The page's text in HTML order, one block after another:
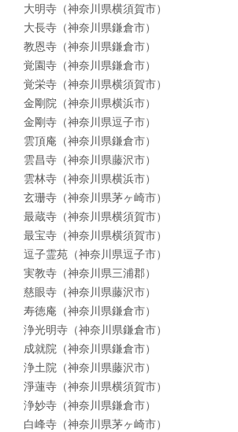
大明寺（神奈川県横須賀市）
大長寺（神奈川県鎌倉市）
教恩寺（神奈川県鎌倉市）
覚園寺（神奈川県鎌倉市）
覚栄寺（神奈川県横須賀市）
金剛院（神奈川県横浜市）
金剛寺（神奈川県逗子市）
雲頂庵（神奈川県鎌倉市）
雲昌寺（神奈川県藤沢市）
雲林寺（神奈川県横浜市）
玄珊寺（神奈川県茅ヶ崎市）
最蔵寺（神奈川県横須賀市）
最宝寺（神奈川県横須賀市）
逗子霊苑（神奈川県逗子市）
実教寺（神奈川県三浦郡）
慈眼寺（神奈川県藤沢市）
寿徳庵（神奈川県鎌倉市）
浄光明寺（神奈川県鎌倉市）
成就院（神奈川県鎌倉市）
浄土院（神奈川県藤沢市）
淨蓮寺（神奈川県横須賀市）
浄妙寺（神奈川県鎌倉市）
白峰寺（神奈川県茅ヶ崎市）